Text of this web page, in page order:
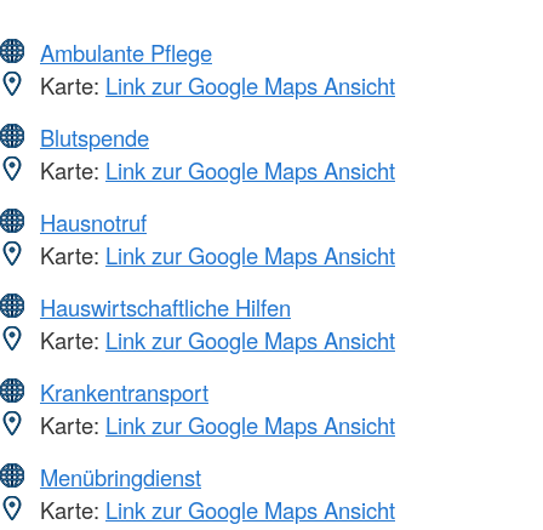
Ambulante Pflege
Karte: Link zur Google Maps Ansicht
Blutspende
Karte: Link zur Google Maps Ansicht
Hausnotruf
Karte: Link zur Google Maps Ansicht
Hauswirtschaftliche Hilfen
Karte: Link zur Google Maps Ansicht
Krankentransport
Karte: Link zur Google Maps Ansicht
Menübringdienst
Karte: Link zur Google Maps Ansicht